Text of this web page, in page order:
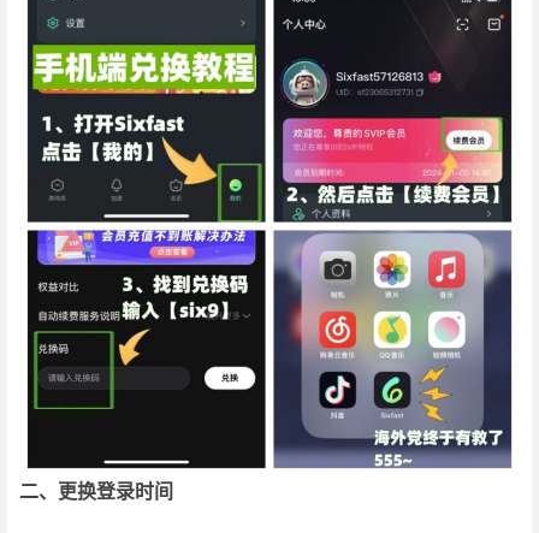
二、更换登录时间